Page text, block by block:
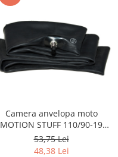
Camera anvelopa moto
MOTION STUFF 110/90-19
cauciuc butil (1.1mm)
53,75 Lei
48,38 Lei